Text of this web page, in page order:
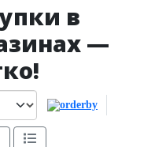
в
—